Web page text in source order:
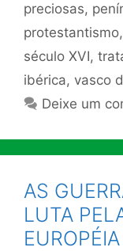
preciosas,
protestantismo,
século XVI,
ibérica, vasco
Deixe um
AS
LUTA
EUROPÉIA